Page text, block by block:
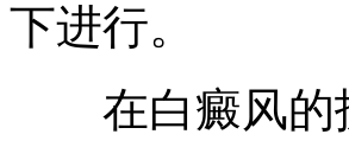
下进行。
在白癜风的